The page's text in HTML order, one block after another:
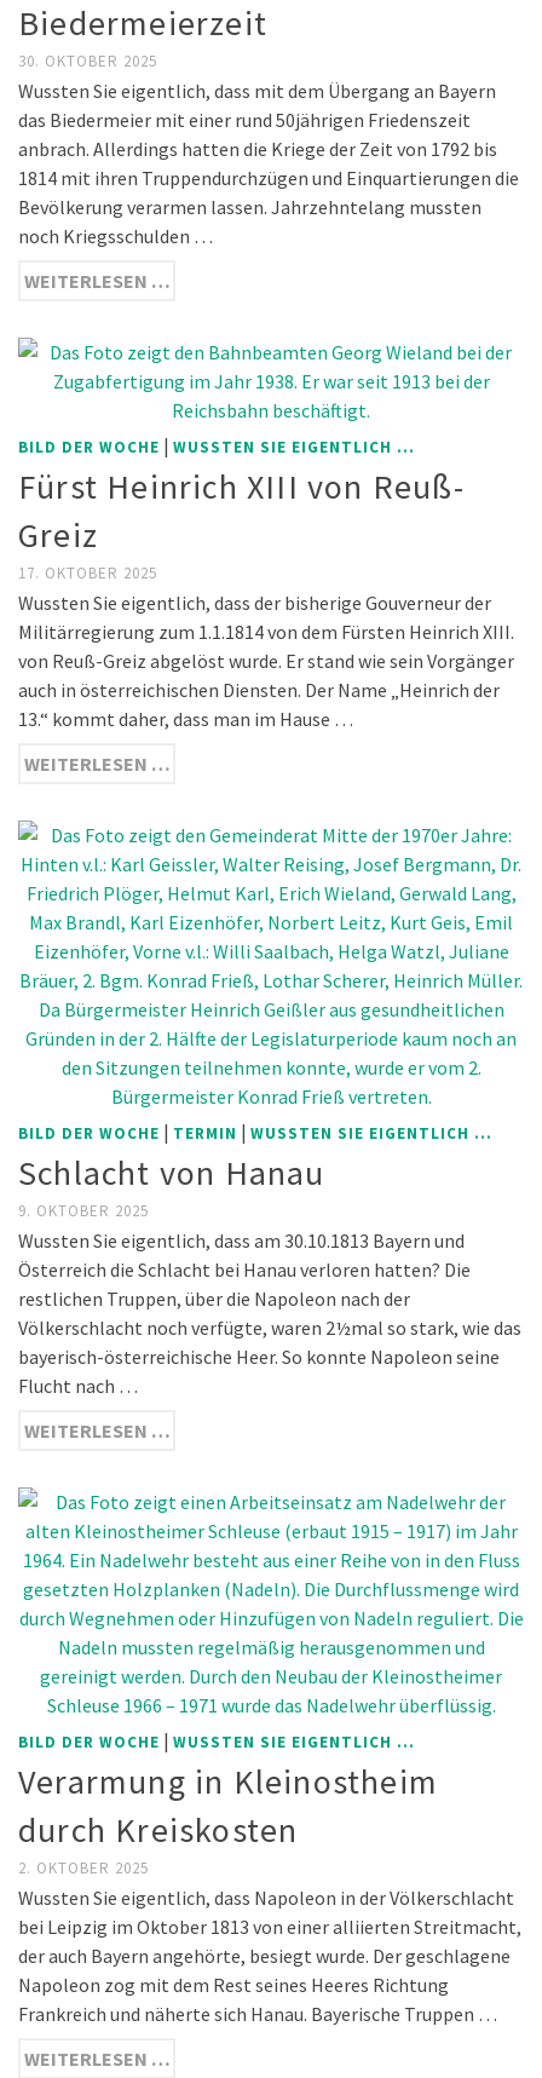
Biedermeierzeit
30. OKTOBER 2025
Wussten Sie eigentlich, dass mit dem Übergang an Bayern
das Biedermeier mit einer rund 50jährigen Friedenszeit
anbrach. Allerdings hatten die Kriege der Zeit von 1792 bis
1814 mit ihren Truppendurchzügen und Einquartierungen die
Bevölkerung verarmen lassen. Jahrzehntelang mussten
noch Kriegsschulden …
WEITERLESEN …
BILD DER WOCHE | WUSSTEN SIE EIGENTLICH ...
Fürst Heinrich XIII von Reuß-
Greiz
17. OKTOBER 2025
Wussten Sie eigentlich, dass der bisherige Gouverneur der
Militärregierung zum 1.1.1814 von dem Fürsten Heinrich XIII.
von Reuß-Greiz abgelöst wurde. Er stand wie sein Vorgänger
auch in österreichischen Diensten. Der Name „Heinrich der
13.“ kommt daher, dass man im Hause …
WEITERLESEN …
BILD DER WOCHE | TERMIN | WUSSTEN SIE EIGENTLICH ...
Schlacht von Hanau
9. OKTOBER 2025
Wussten Sie eigentlich, dass am 30.10.1813 Bayern und
Österreich die Schlacht bei Hanau verloren hatten? Die
restlichen Truppen, über die Napoleon nach der
Völkerschlacht noch verfügte, waren 2½mal so stark, wie das
bayerisch-österreichische Heer. So konnte Napoleon seine
Flucht nach …
WEITERLESEN …
BILD DER WOCHE | WUSSTEN SIE EIGENTLICH ...
Verarmung in Kleinostheim
durch Kreiskosten
2. OKTOBER 2025
Wussten Sie eigentlich, dass Napoleon in der Völkerschlacht
bei Leipzig im Oktober 1813 von einer alliierten Streitmacht,
der auch Bayern angehörte, besiegt wurde. Der geschlagene
Napoleon zog mit dem Rest seines Heeres Richtung
Frankreich und näherte sich Hanau. Bayerische Truppen …
WEITERLESEN …